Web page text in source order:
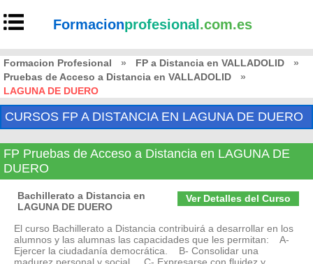
Formacionprofesional .com.es
Formacion Profesional » FP a Distancia en VALLADOLID
»
Pruebas de Acceso a Distancia en VALLADOLID
»
LAGUNA DE DUERO
CURSOS FP A DISTANCIA EN LAGUNA DE DUERO
FP Pruebas de Acceso a Distancia en LAGUNA DE
DUERO
Ver Detalles del Curso
Bachillerato a Distancia en
LAGUNA DE DUERO
El curso Bachillerato a Distancia contribuirá a desarrollar en los
alumnos y las alumnas las capacidades que les permitan: A-
Ejercer la ciudadanía democrática. B- Consolidar una